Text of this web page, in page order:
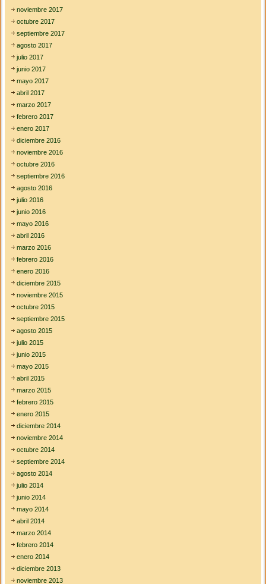
noviembre 2017
octubre 2017
septiembre 2017
agosto 2017
julio 2017
junio 2017
mayo 2017
abril 2017
marzo 2017
febrero 2017
enero 2017
diciembre 2016
noviembre 2016
octubre 2016
septiembre 2016
agosto 2016
julio 2016
junio 2016
mayo 2016
abril 2016
marzo 2016
febrero 2016
enero 2016
diciembre 2015
noviembre 2015
octubre 2015
septiembre 2015
agosto 2015
julio 2015
junio 2015
mayo 2015
abril 2015
marzo 2015
febrero 2015
enero 2015
diciembre 2014
noviembre 2014
octubre 2014
septiembre 2014
agosto 2014
julio 2014
junio 2014
mayo 2014
abril 2014
marzo 2014
febrero 2014
enero 2014
diciembre 2013
noviembre 2013